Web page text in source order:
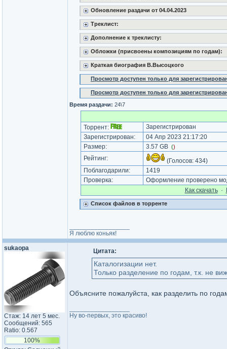
Обновление раздачи от 04.04.2023
Треклист:
Дополнение к треклисту:
Обложки (присвоены композициям по годам):
Краткая биография В.Высоцкого
Просмотр доступен только для
Просмотр доступен только для
Время раздачи: 24\7
Торрент:
Зарегистрирован
Зарегистрирован:
04 Апр 2023 21:17:20
Размер:
3.57 GB ()
Рейтинг: (Голосов: 434)
Поблагодарили:
1419
Проверка:
Оформление проверено
Как cкачать·
Список файлов в торренте
Я люблю коньяк!
sukaopa
Стаж: 14 лет 5 мес.
Сообщений: 565
Ratio: 0.567
100%
Цитата:
Каталогизации нет.
Только разделение по годам, т.к. не
Объясните пожалуйста, как разделить по
Ну во-первых, это красиво!